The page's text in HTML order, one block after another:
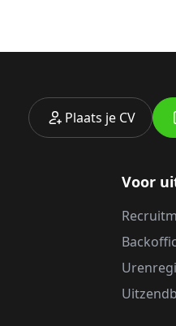
Plaats je CV
Voor